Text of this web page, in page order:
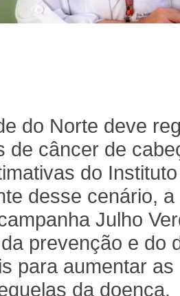
do Norte deve
de câncer de
do
desse cenário,
Julho
prevenção e do
para aumentar
da doença.